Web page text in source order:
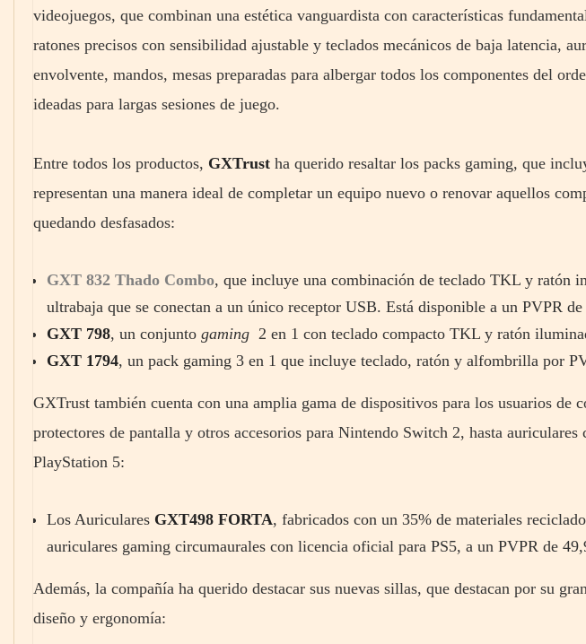
videojuegos, que combinan una estética vanguardista con características
ratones precisos con sensibilidad ajustable y teclados mecánicos de baja latencia,
envolvente, mandos, mesas preparadas para albergar todos los componentes del
ideadas para largas sesiones de juego.
Entre todos los productos, GXTrust ha querido resaltar los packs gaming, que
representan una manera ideal de completar un equipo nuevo o renovar aquellos
quedando desfasados:
GXT 832 Thado Combo, que incluye una combinación de teclado TKL y ratón
ultrabaja que se conectan a un único receptor USB. Está disponible a un PVPR
GXT 798, un conjunto gaming 2 en 1 con teclado compacto TKL y ratón
GXT 1794, un pack gaming 3 en 1 que incluye teclado, ratón y alfombrilla por
GXTrust también cuenta con una amplia gama de dispositivos para los usuarios de
protectores de pantalla y otros accesorios para Nintendo Switch 2, hasta
PlayStation 5:
Los Auriculares GXT498 FORTA, fabricados con un 35% de materiales
auriculares gaming circumaurales con licencia oficial para PS5, a un PVPR de
Además, la compañía ha querido destacar sus nuevas sillas, que destacan por su
diseño y ergonomía: